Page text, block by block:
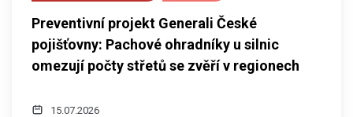
Preventivní projekt Generali České
pojišťovny: Pachové ohradníky u silnic
omezují počty střetů se zvěří v regionech
15.07.2026